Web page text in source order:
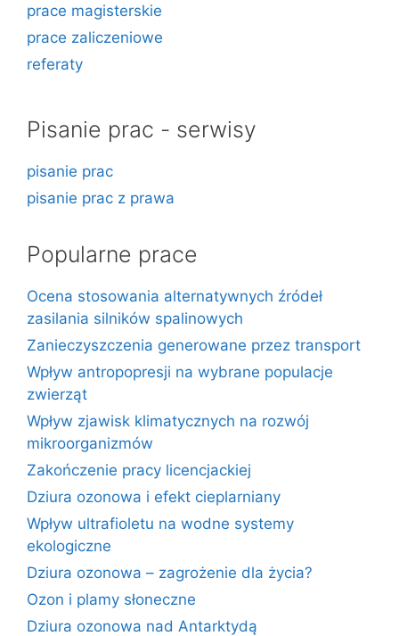
prace magisterskie
prace zaliczeniowe
referaty
Pisanie prac - serwisy
pisanie prac
pisanie prac z prawa
Popularne prace
Ocena stosowania alternatywnych źródeł
zasilania silników spalinowych
Zanieczyszczenia generowane przez transport
Wpływ antropopresji na wybrane populacje
zwierząt
Wpływ zjawisk klimatycznych na rozwój
mikroorganizmów
Zakończenie pracy licencjackiej
Dziura ozonowa i efekt cieplarniany
Wpływ ultrafioletu na wodne systemy
ekologiczne
Dziura ozonowa – zagrożenie dla życia?
Ozon i plamy słoneczne
Dziura ozonowa nad Antarktydą